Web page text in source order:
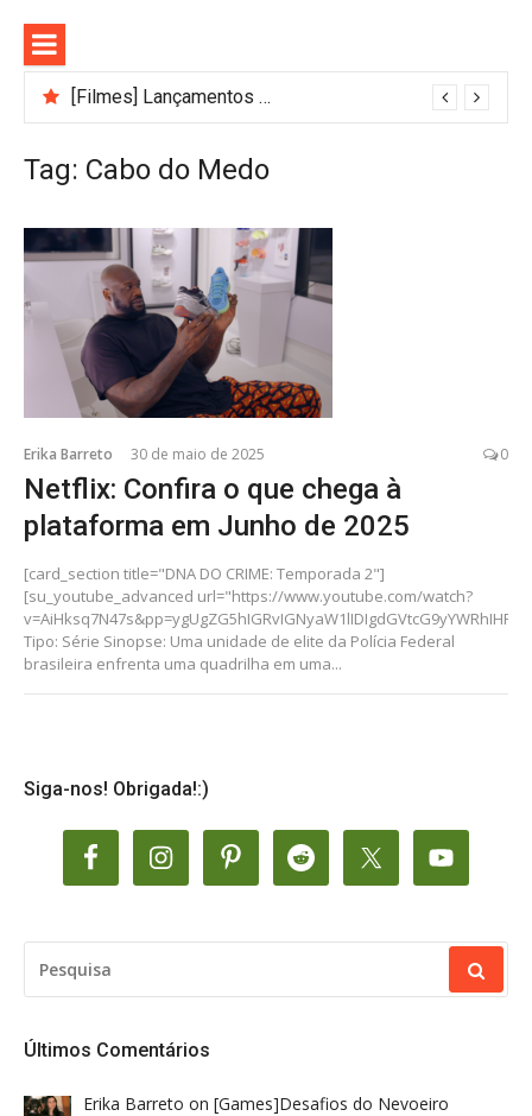
para
conteúdo
[Filmes] Lançamentos de agosto no Adrenalina Pura+ trazem ação e suspenseBastidores do Filme Filhos de Sangue e Osso Revelam a Magia de Orïsha
Tag: Cabo do Medo
Erika Barreto 30 de maio de 2025 0
Netflix: Confira o que chega à
plataforma em Junho de 2025
[card_section title="DNA DO CRIME: Temporada 2"]
[su_youtube_advanced url="https://www.youtube.com/watch?
Tipo: Série Sinopse: Uma unidade de elite da Polícia Federal
brasileira enfrenta uma quadrilha em uma...
Siga-nos! Obrigada!:)
POR:
Últimos Comentários
Erika Barreto on [Games]Desafios do Nevoeiro